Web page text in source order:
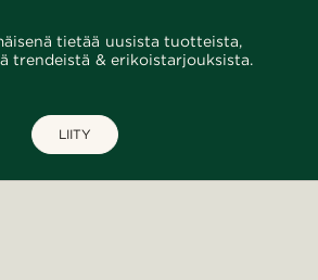
tietää uusista tuotteista,
trendeistä & erikoistarjouksista.
LIITY